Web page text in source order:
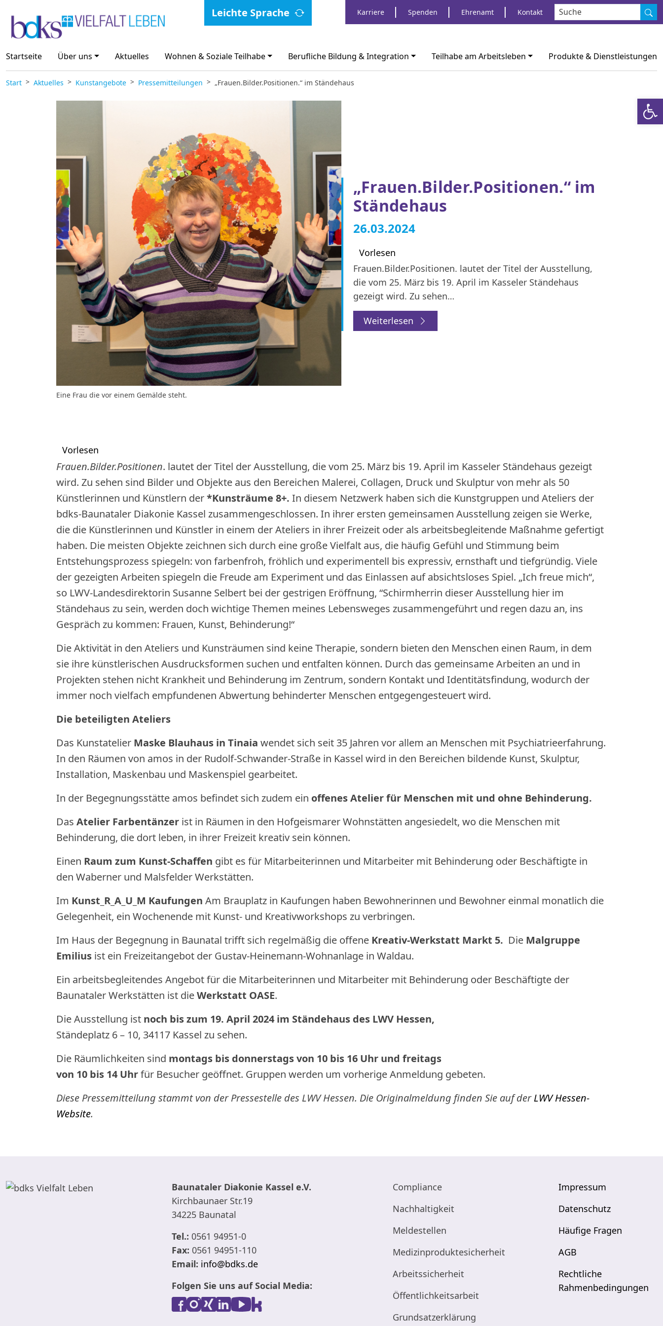
Leichte Sprache Karriere Spenden Ehrenamt Kontakt
Startseite Über uns Aktuelles Wohnen & Soziale Teilhabe Berufliche Bildung & Integration Teilhabe am Arbeitsleben Produkte & Dienstleistungen
Start Aktuelles Kunstangebote Pressemitteilungen „Frauen.Bilder.Positionen.“ im Ständehaus
Eine Frau die vor einem Gemälde steht.
„Frauen.Bilder.Positionen.“ im
Ständehaus
26.03.2024
Vorlesen
Frauen.Bilder.Positionen. lautet der Titel der Ausstellung,
die vom 25. März bis 19. April im Kasseler Ständehaus
gezeigt wird. Zu sehen…
Weiterlesen
Vorlesen
Frauen.Bilder.Positionen. lautet der Titel der Ausstellung, die vom 25. März bis 19. April im Kasseler Ständehaus gezeigt
wird. Zu sehen sind Bilder und Objekte aus den Bereichen Malerei, Collagen, Druck und Skulptur von mehr als 50
Künstlerinnen und Künstlern der*Kunsträume 8+. In diesem Netzwerk haben sich die Kunstgruppen und Ateliers der
bdks-Baunataler Diakonie Kassel zusammengeschlossen. In ihrer ersten gemeinsamen Ausstellung zeigen sie Werke,
die die Künstlerinnen und Künstler in einem der Ateliers in ihrer Freizeit oder als arbeitsbegleitende Maßnahme gefertigt
haben. Die meisten Objekte zeichnen sich durch eine große Vielfalt aus, die häufig Gefühl und Stimmung beim
Entstehungsprozess spiegeln: von farbenfroh, fröhlich und experimentell bis expressiv, ernsthaft und tiefgründig. Viele
der gezeigten Arbeiten spiegeln die Freude am Experiment und das Einlassen auf absichtsloses Spiel. „Ich freue mich“,
so LWV-Landesdirektorin Susanne Selbert bei der gestrigen Eröffnung, “Schirmherrin dieser Ausstellung hier im
Ständehaus zu sein, werden doch wichtige Themen meines Lebensweges zusammengeführt und regen dazu an, ins
Gespräch zu kommen: Frauen, Kunst, Behinderung!“
Die Aktivität in den Ateliers und Kunsträumen sind keine Therapie, sondern bieten den Menschen einen Raum, in dem
sie ihre künstlerischen Ausdrucksformen suchen und entfalten können. Durch das gemeinsame Arbeiten an und in
Projekten stehen nicht Krankheit und Behinderung im Zentrum, sondern Kontakt und Identitätsfindung, wodurch der
immer noch vielfach empfundenen Abwertung behinderter Menschen entgegengesteuert wird.
Die beteiligten Ateliers
Das Kunstatelier Maske Blauhaus in Tinaia wendet sich seit 35 Jahren vor allem an Menschen mit Psychiatrieerfahrung.
In den Räumen von amos in der Rudolf-Schwander-Straße in Kassel wird in den Bereichen bildende Kunst, Skulptur,
Installation, Maskenbau und Maskenspiel gearbeitet.
In der Begegnungsstätte amos befindet sich zudem ein offenes Atelier für Menschen mit und ohne Behinderung.
Das Atelier Farbentänzer ist in Räumen in den Hofgeismarer Wohnstätten angesiedelt, wo die Menschen mit
Behinderung, die dort leben, in ihrer Freizeit kreativ sein können.
Einen Raum zum Kunst-Schaffen gibt es für Mitarbeiterinnen und Mitarbeiter mit Behinderung oder Beschäftigte in
den Waberner und Malsfelder Werkstätten.
Im Kunst_R_A_U_M Kaufungen Am Brauplatz in Kaufungen haben Bewohnerinnen und Bewohner einmal monatlich die
Gelegenheit, ein Wochenende mit Kunst- und Kreativworkshops zu verbringen.
Im Haus der Begegnung in Baunatal trifft sich regelmäßig die offene Kreativ-Werkstatt Markt 5. Die Malgruppe
Emilius ist ein Freizeitangebot der Gustav-Heinemann-Wohnanlage in Waldau.
Ein arbeitsbegleitendes Angebot für die Mitarbeiterinnen und Mitarbeiter mit Behinderung oder Beschäftigte der
Baunataler Werkstätten ist dieWerkstatt OASE.
Die Ausstellung ist noch bis zum 19. April 2024 im Ständehaus des LWV Hessen,
Ständeplatz 6 – 10, 34117 Kassel zu sehen.
Die Räumlichkeiten sind montags bis donnerstags von 10 bis 16 Uhr und freitags
von 10 bis 14 Uhrfür Besucher geöffnet. Gruppen werden um vorherige Anmeldung gebeten.
Diese Pressemitteilung stammt von der Pressestelle des LWV Hessen. Die Originalmeldung finden Sie auf derLWV Hessen-
Website.
Baunataler Diakonie Kassel e.V.
Kirchbaunaer Str.19
34225 Baunatal
Tel.: 0561 94951-0
Fax: 0561 94951-110
Email: info@bdks.de
Folgen Sie uns auf Social Media:
Compliance
Nachhaltigkeit
Meldestellen
Medizinproduktesicherheit
Arbeitssicherheit
Öffentlichkeitsarbeit
Grundsatzerklärung
Impressum
Datenschutz
Häufige Fragen
AGB
Rechtliche
Rahmenbedingungen